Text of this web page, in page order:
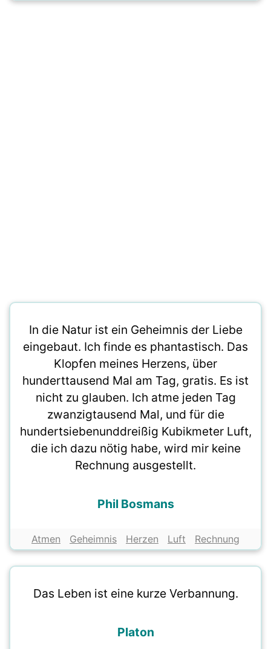
In die Natur ist ein Geheimnis der Liebe
eingebaut. Ich finde es phantastisch. Das
Klopfen meines Herzens, über
hunderttausend Mal am Tag, gratis. Es ist
nicht zu glauben. Ich atme jeden Tag
zwanzigtausend Mal, und für die
hundertsiebenunddreißig Kubikmeter Luft,
die ich dazu nötig habe, wird mir keine
Rechnung ausgestellt.
Phil Bosmans
Atmen Geheimnis Herzen Luft Rechnung
Das Leben ist eine kurze Verbannung.
Platon